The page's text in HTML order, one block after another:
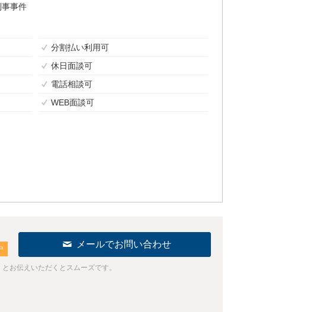
事事件
分割払い利用可
休日面談可
電話相談可
WEB面談可
メールでお問い合わせ
お伝えいただくとスムーズです。